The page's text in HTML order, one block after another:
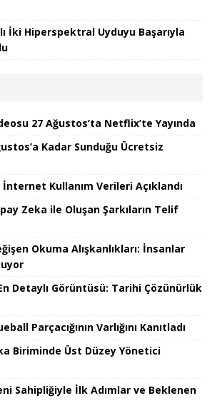
İki Hiperspektral Uyduyu Başarıyla
27 Ağustos’ta Netflix’te Yayında
Kadar Sunduğu Ücretsiz
İnternet Kullanım Verileri Açıklandı
Zeka ile Oluşan Şarkıların Telif
Okuma Alışkanlıkları: İnsanlar
Detaylı Görüntüsü: Tarihi Çözünürlük
Parçacığının Varlığını Kanıtladı
Biriminde Üst Düzey Yönetici
Sahipliğiyle İlk Adımlar ve Beklenen